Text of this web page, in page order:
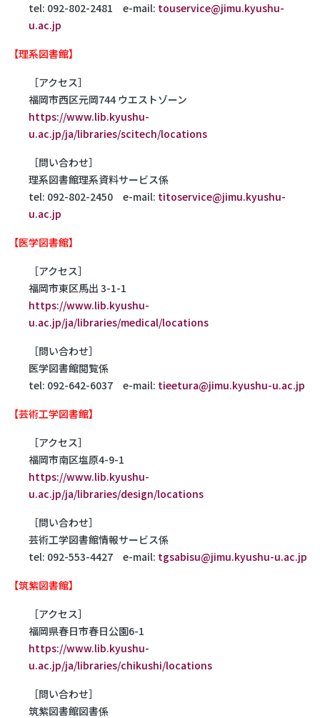
tel: 092-802-2481 e-mail: touservice@jimu.kyushu-
u.ac.jp
【理系図書館】
［アクセス］
福岡市西区元岡744 ウエストゾーン
https://www.lib.kyushu-
u.ac.jp/ja/libraries/scitech/locations
［問い合わせ］
理系図書館理系資料サービス係
tel: 092-802-2450 e-mail: titoservice@jimu.kyushu-
u.ac.jp
【医学図書館】
［アクセス］
福岡市東区馬出 3-1-1
https://www.lib.kyushu-
u.ac.jp/ja/libraries/medical/locations
［問い合わせ］
医学図書館閲覧係
tel: 092-642-6037 e-mail: tieetura@jimu.kyushu-u.ac.jp
【芸術工学図書館】
［アクセス］
福岡市南区塩原4-9-1
https://www.lib.kyushu-
u.ac.jp/ja/libraries/design/locations
［問い合わせ］
芸術工学図書館情報サービス係
tel: 092-553-4427 e-mail: tgsabisu@jimu.kyushu-u.ac.jp
【筑紫図書館】
［アクセス］
福岡県春日市春日公園6-1
https://www.lib.kyushu-
u.ac.jp/ja/libraries/chikushi/locations
［問い合わせ］
筑紫図書館図書係